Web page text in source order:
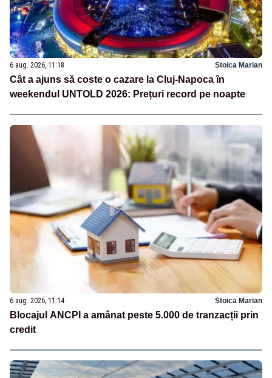
6 aug. 2026, 11:18 Stoica Marian
Cât a ajuns să coste o cazare la Cluj-Napoca în
weekendul UNTOLD 2026: Prețuri record pe noapte
6 aug. 2026, 11:14 Stoica Marian
Blocajul ANCPI a amânat peste 5.000 de tranzacții prin
credit